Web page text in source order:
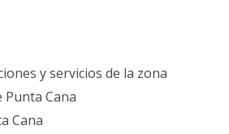
y servicios de la zona
Cana
Cana